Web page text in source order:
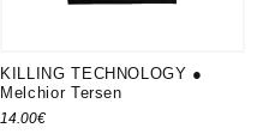
KILLING TECHNOLOGY ●
Melchior Tersen
14.00€